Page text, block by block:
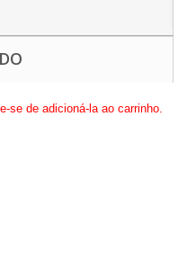
se de adicioná-la ao carrinho.